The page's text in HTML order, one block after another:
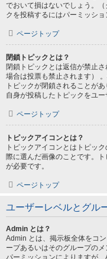
でおいて損はないでしょう。
クを投稿するにはパーミッショ
ページトップ
閉鎖トピックとは？
閉鎖トピックとは返信が禁止
場合は投票も禁止されます）
トピックが閉鎖されることが
自身が投稿したトピックをユ
ページトップ
トピックアイコンとは？
トピックアイコンとはトピッ
際に選んだ画像のことです。
が必要です。
ページトップ
ユーザーレベルとグル
Admin とは？
Admin とは、掲示板全体をコ
ープあるいはそのグループの
パーミッションによりますが